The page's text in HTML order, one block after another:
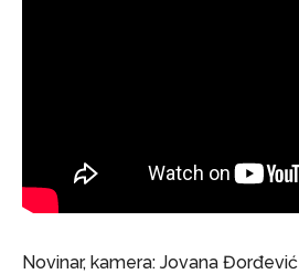
Novinar, kamera: Jovana Đorđević